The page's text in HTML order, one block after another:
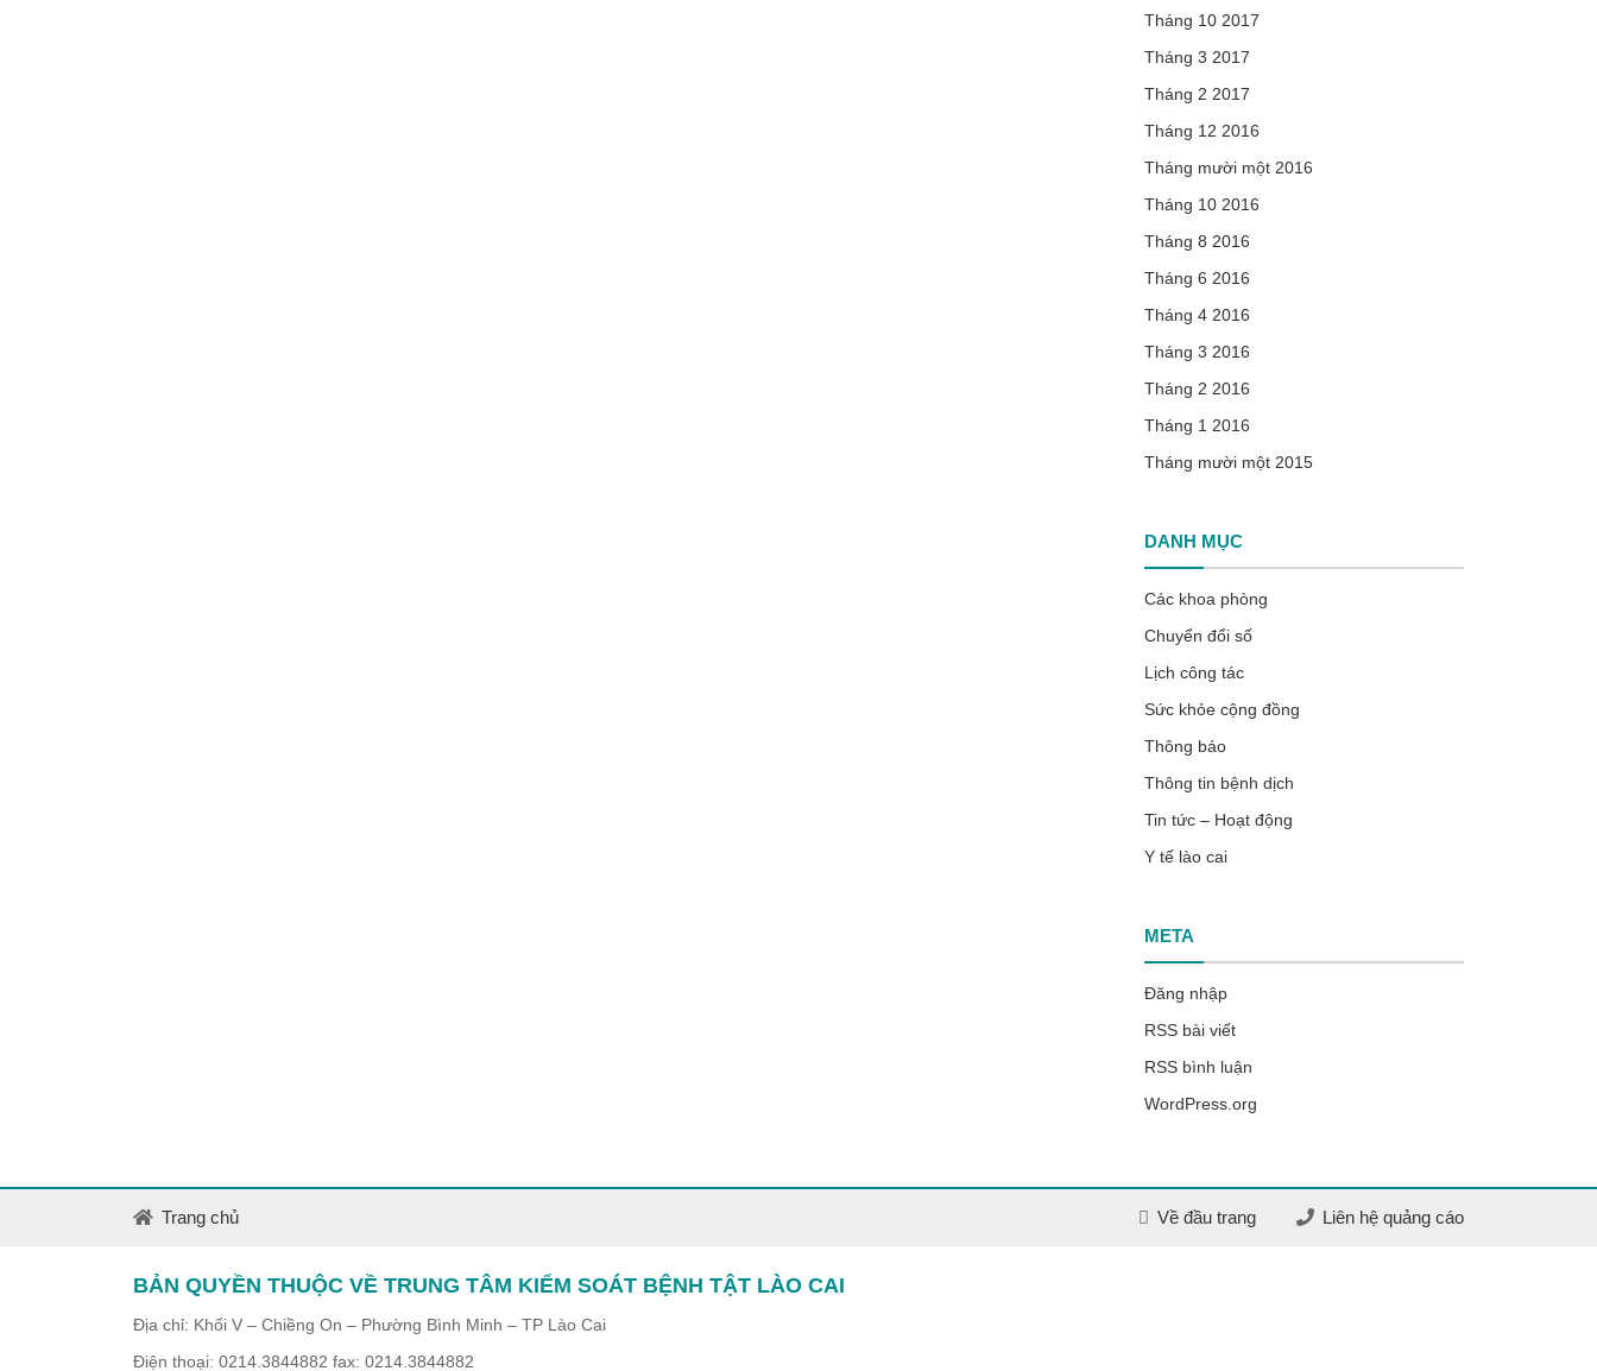
Tháng 10 2017
Tháng 3 2017
Tháng 2 2017
Tháng 12 2016
Tháng mười một 2016
Tháng 10 2016
Tháng 8 2016
Tháng 6 2016
Tháng 4 2016
Tháng 3 2016
Tháng 2 2016
Tháng 1 2016
Tháng mười một 2015
DANH MỤC
Các khoa phòng
Chuyển đổi số
Lịch công tác
Sức khỏe cộng đồng
Thông báo
Thông tin bệnh dịch
Tin tức – Hoạt động
Y tế lào cai
META
Đăng nhập
RSS bài viết
RSS bình luận
WordPress.org
Trang chủ Về đầu trang Liên hệ quảng cáo
BẢN QUYỀN THUỘC VỀ TRUNG TÂM KIỂM SOÁT BỆNH TẬT LÀO CAI
Địa chỉ: Khối V – Chiềng On – Phường Bình Minh – TP Lào Cai
Điện thoại: 0214.3844882 fax: 0214.3844882